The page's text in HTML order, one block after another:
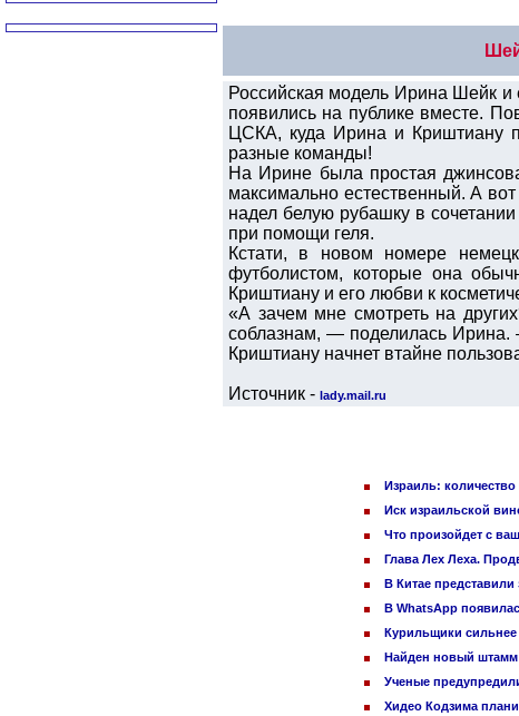
Российская модель Ирина Шейк
появились на публике вместе.
ЦСКА, куда Ирина и Криштиану
разные команды!
На Ирине была простая
максимально естественный. А
надел белую рубашку в
при помощи геля.
Кстати, в новом номере
футболистом, которые она
Криштиану и его любви к
«А зачем мне смотреть на
соблазнам, — поделилась Ирина.
Криштиану начнет втайне
Источник - lady.mail.ru
Израиль:
Иск израильской
Что произойдет с
Глава Лех Леха.
В Китае
В WhatsApp
Курильщики сильнее
Найден новый
Ученые
Хидео Кодзима